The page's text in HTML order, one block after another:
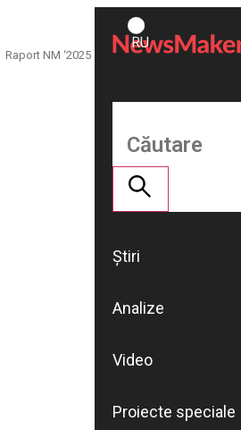
Raport NM ‘2025
ROMÂNĂ
RU
Susține
NM
Știri
Analize
Video
Proiecte speciale